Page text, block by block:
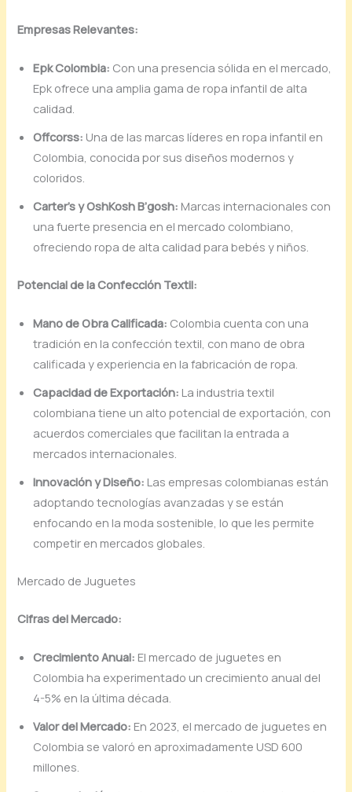
Empresas Relevantes:
Epk Colombia: Con una presencia sólida en el mercado,
Epk ofrece una amplia gama de ropa infantil de alta
calidad.
Offcorss: Una de las marcas líderes en ropa infantil en
Colombia, conocida por sus diseños modernos y
coloridos.
Carter’s y OshKosh B’gosh: Marcas internacionales con
una fuerte presencia en el mercado colombiano,
ofreciendo ropa de alta calidad para bebés y niños.
Potencial de la Confección Textil:
Mano de Obra Calificada: Colombia cuenta con una
tradición en la confección textil, con mano de obra
calificada y experiencia en la fabricación de ropa.
Capacidad de Exportación: La industria textil
colombiana tiene un alto potencial de exportación, con
acuerdos comerciales que facilitan la entrada a
mercados internacionales.
Innovación y Diseño: Las empresas colombianas están
adoptando tecnologías avanzadas y se están
enfocando en la moda sostenible, lo que les permite
competir en mercados globales.
Mercado de Juguetes
Cifras del Mercado:
Crecimiento Anual: El mercado de juguetes en
Colombia ha experimentado un crecimiento anual del
4-5% en la última década.
Valor del Mercado: En 2023, el mercado de juguetes en
Colombia se valoró en aproximadamente USD 600
millones.